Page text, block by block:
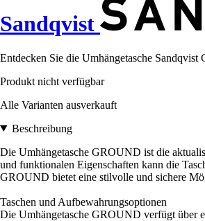
Sandqvist
Entdecken Sie die Umhängetasche
Produkt nicht verfügbar
Alle Varianten ausverkauft
Beschreibung
Die Umhängetasche GROUND ist die
und funktionalen Eigenschaften kann die
GROUND bietet eine stilvolle und sichere
Taschen und Aufbewahrungsoptionen
Die Umhängetasche GROUND verfügt über